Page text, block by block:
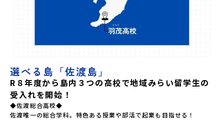
選べる島「佐渡島」
R８年度から島内３つの高校で地域みらい留学生の
受入れを開始！
◆佐渡総合高校◆
佐渡唯一の総合学科。特色ある授業や部活で起業も目指せる！